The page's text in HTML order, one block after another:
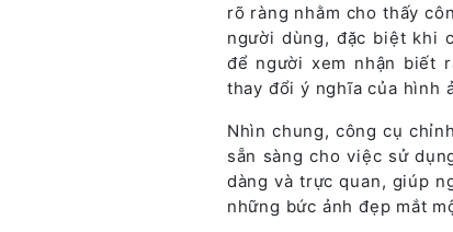
rõ ràng nhằm cho thấy
người dùng, đặc biệt khi
để người xem nhận biết
thay đổi ý nghĩa của hình
Nhìn chung, công cụ
sẵn sàng cho việc sử
dàng và trực quan, giúp
những bức ảnh đẹp mắt